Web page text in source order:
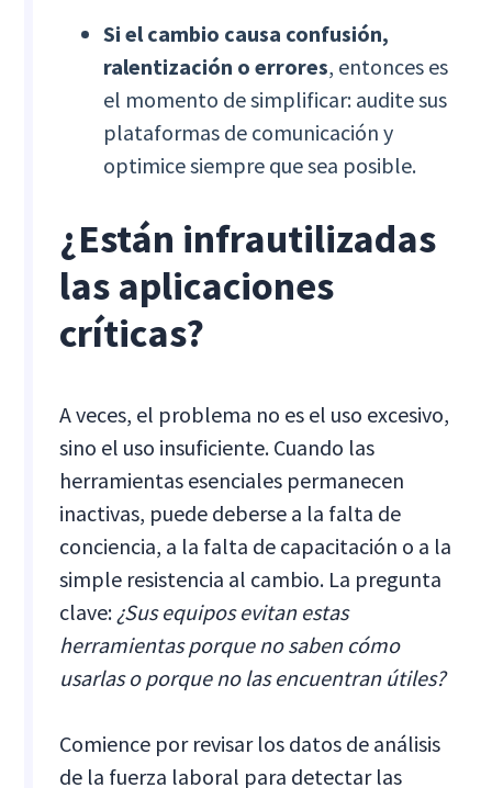
Si el cambio causa confusión,
ralentización o errores, entonces es
el momento de simplificar: audite sus
plataformas de comunicación y
optimice siempre que sea posible.
¿Están infrautilizadas
las aplicaciones
críticas?
A veces, el problema no es el uso excesivo,
sino el uso insuficiente. Cuando las
herramientas esenciales permanecen
inactivas, puede deberse a la falta de
conciencia, a la falta de capacitación o a la
simple resistencia al cambio. La pregunta
clave: ¿Sus equipos evitan estas
herramientas porque no saben cómo
usarlas o porque no las encuentran útiles?
Comience por revisar los datos de análisis
de la fuerza laboral para detectar las